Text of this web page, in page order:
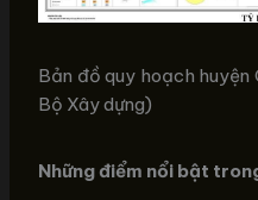
Bản đồ quy hoạch huyện
Bộ Xây dựng)
Những điểm nổi bật